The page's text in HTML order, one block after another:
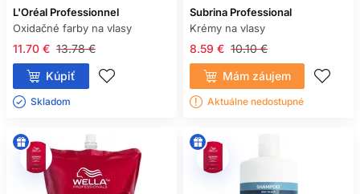
L'Oréal Professionnel
Oxidačné farby na vlasy
13.78 €
11.70 €
Kúpiť
Skladom ㅤ
Subrina Professional
Krémy na vlasy
10.10 €
8.59 €
Mám záujem
Aktuálne nedostupné